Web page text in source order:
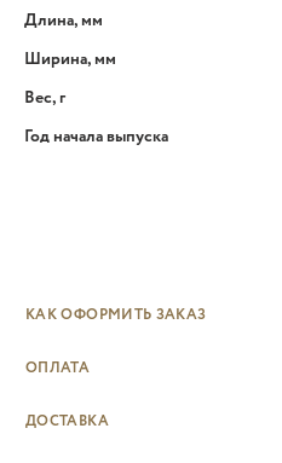
Длина, мм
Ширина, мм
Вес, г
Год начала выпуска
КАК ОФОРМИТЬ ЗАКАЗ
ОПЛАТА
ДОСТАВКА